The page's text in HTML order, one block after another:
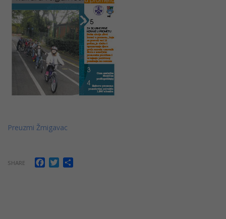
Preuzmi Žmigavac
SHARE Facebook
Twitter